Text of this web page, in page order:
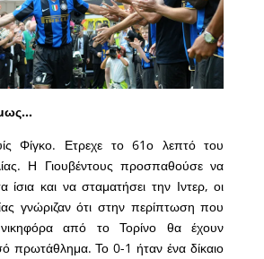
Φίγκο. Ετρεχε το 61ο λεπτό του
Η Γιουβέντους προσπαθούσε να
ίσια και να σταματήσει την Ιντερ, οι
γνώριζαν ότι στην περίπτωση που
από το Τορίνο θα έχουν
πρωτάθλημα. Το 0-1 ήταν ένα δίκαιο